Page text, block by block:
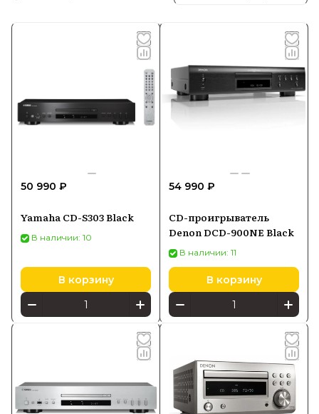
50 990 ₽
Yamaha CD-S303 Black
В наличии: 10
В корзину
54 990 ₽
CD-проигрыватель
Denon DCD-900NE Black
В наличии: 11
В корзину